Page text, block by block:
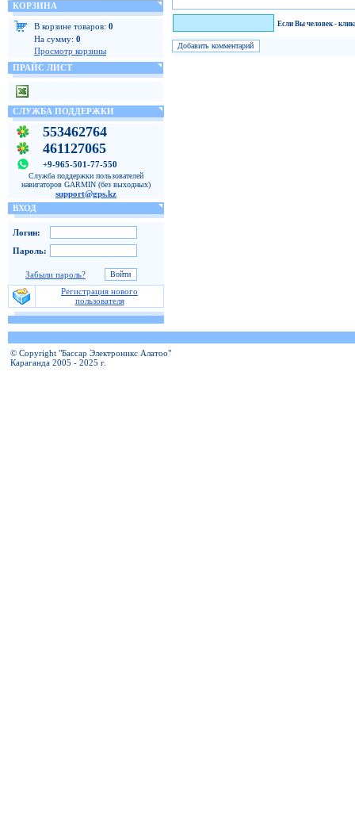
КОРЗИНА
В корзине товаров: 0
На сумму: 0
Просмотр корзины
ПРАЙС ЛИСТ
СЛУЖБА ПОДДЕРЖКИ
553462764
461127065
+9-965-501-77-550
Служба поддержки пользователей
навигаторов GARMIN (без выходных)
support@gps.kz
ВХОД
Логин:
Пароль:
Забыли пароль?
Регистрация нового
пользователя
Если Вы человек -
© Copyright "Бассар Электроникс Алатоо"
Караганда 2005 - 2025 г.